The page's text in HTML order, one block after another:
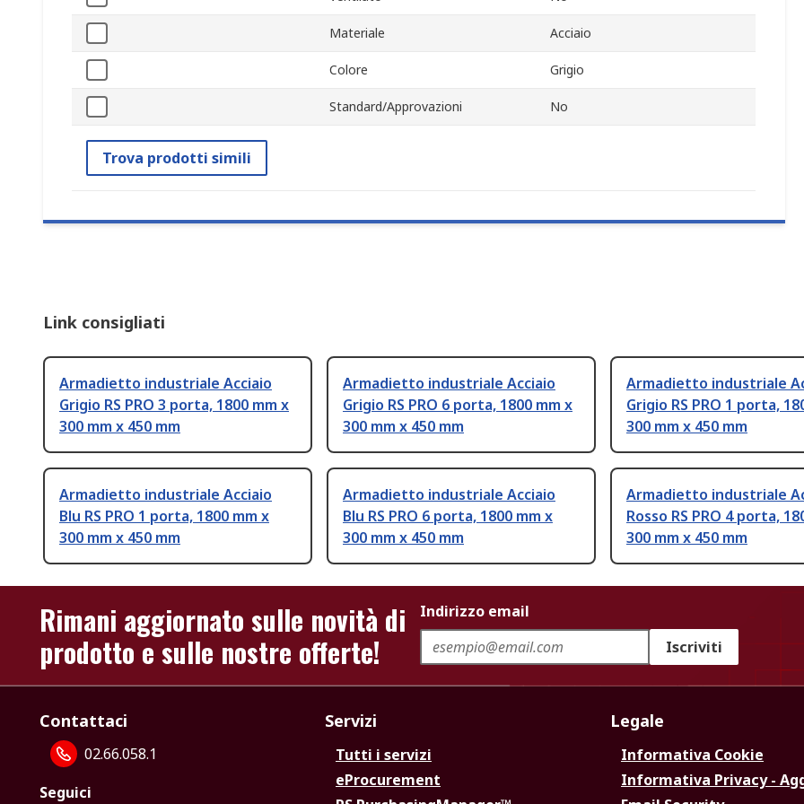
Materiale Acciaio
Colore Grigio
Standard/Approvazioni No
Trova prodotti simili
Link consigliati
Armadietto industriale Acciaio
Grigio RS PRO 3 porta, 1800 mm x
300 mm x 450 mm
Armadietto industriale Acciaio
Grigio RS PRO 6 porta, 1800 mm x
300 mm x 450 mm
Armadietto industriale
Grigio RS PRO 1 porta,
300 mm x 450 mm
Armadietto industriale Acciaio
Blu RS PRO 1 porta, 1800 mm x
300 mm x 450 mm
Armadietto industriale Acciaio
Blu RS PRO 6 porta, 1800 mm x
300 mm x 450 mm
Armadietto industriale
Rosso RS PRO 4 porta,
300 mm x 450 mm
Rimani aggiornato sulle novità di
prodotto e sulle nostre offerte!
Indirizzo email
Iscriviti
Contattaci
02.66.058.1
Seguici
Servizi
Tutti i servizi
eProcurement
Legale
Informativa Cookie
Informativa Privacy -